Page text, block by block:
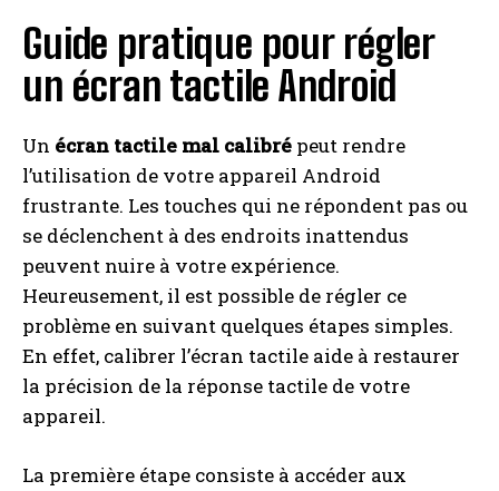
I've read and accept thePrivacy Policy
boutique Orange peut vous coûter cher en cas de
panne hors garantie
Guide pratique pour régler
un écran tactile Android
Un écran tactile mal calibré peut rendre
l’utilisation de votre appareil Android
frustrante. Les touches qui ne répondent pas ou
se déclenchent à des endroits inattendus
peuvent nuire à votre expérience.
Heureusement, il est possible de régler ce
problème en suivant quelques étapes simples.
En effet, calibrer l’écran tactile aide à restaurer
la précision de la réponse tactile de votre
appareil.
La première étape consiste à accéder aux